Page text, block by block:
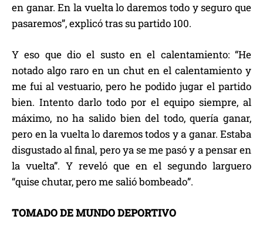
en ganar. En la vuelta lo daremos todo y seguro que
pasaremos”, explicó tras su partido 100.
Y eso que dio el susto en el calentamiento: “He
notado algo raro en un chut en el calentamiento y
me fui al vestuario, pero he podido jugar el partido
bien. Intento darlo todo por el equipo siempre, al
máximo, no ha salido bien del todo, quería ganar,
pero en la vuelta lo daremos todos y a ganar. Estaba
disgustado al final, pero ya se me pasó y a pensar en
la vuelta”. Y reveló que en el segundo larguero
“quise chutar, pero me salió bombeado”.
TOMADO DE MUNDO DEPORTIVO